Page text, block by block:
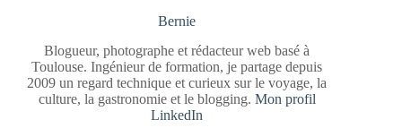
Bernie
Blogueur, photographe et rédacteur web basé à
Toulouse. Ingénieur de formation, je partage depuis
2009 un regard technique et curieux sur le voyage, la
culture, la gastronomie et le blogging. Mon profil
LinkedIn